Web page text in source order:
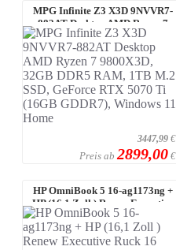
MPG Infinite Z3 X3D 9NVVR7-
882AT Desktop AMD Ryzen 7
9800X3D, 32 ...
3447,99 €
Preis ab 2899,00 €
HP OmniBook 5 16-ag1173ng +
HP (16,1 Zoll ) Renew Executive
Ruck ...